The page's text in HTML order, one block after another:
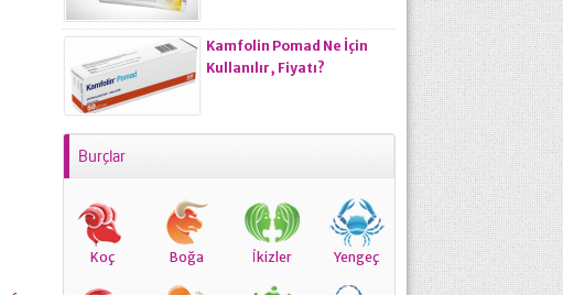
Kamfolin Pomad Ne İçin
Kullanılır, Fiyatı?
Burçlar
Koç Boğa İkizler Yengeç